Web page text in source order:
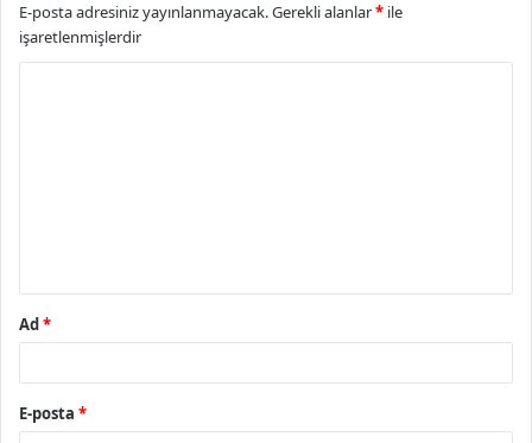
E-posta adresiniz yayınlanmayacak.Gerekli alanlar* ile
işaretlenmişlerdir
Ad *
E-posta *